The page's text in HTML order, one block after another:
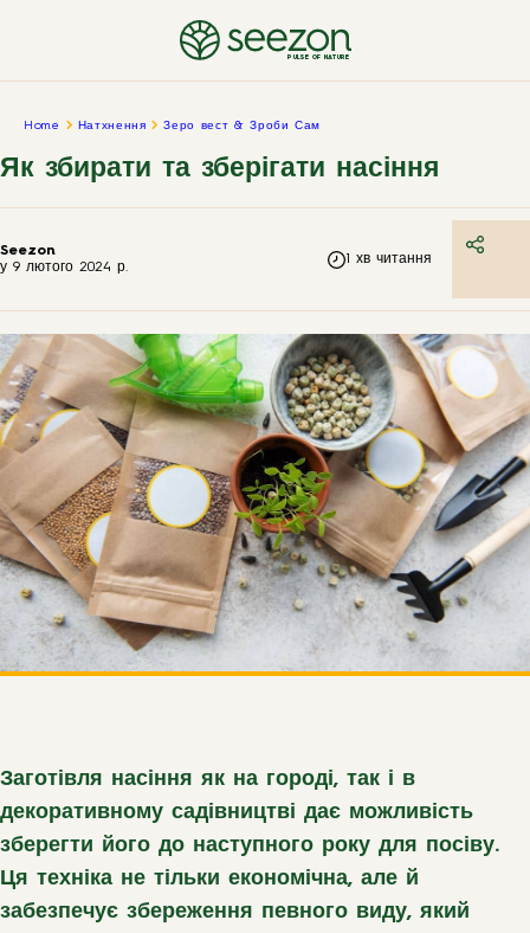
PULSE OF NATURE
Home Натхнення Зеро вест & Зроби Сам
Як збирати та зберігати насіння
Seezon
у 9 лютого 2024 р.
1 хв читання
Заготівля насіння як на городі, так і в
декоративному садівництві дає можливість
зберегти його до наступного року для посіву.
Ця техніка не тільки економічна, але й
забезпечує збереження певного виду, який